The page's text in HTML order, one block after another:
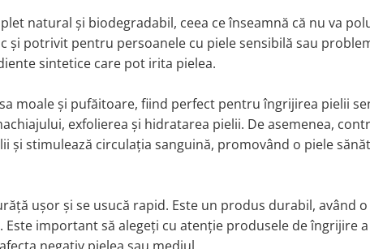
natural și biodegradabil, ceea ce înseamnă că nu va
și potrivit pentru persoanele cu piele sensibilă sau
sintetice care pot irita pielea.
moale și pufăitoare, fiind perfect pentru îngrijirea pielii
exfolierea și hidratarea pielii. De asemenea,
și stimulează circulația sanguină, promovând o piele
ușor și se usucă rapid. Este un produs durabil, având
important să alegeți cu atenție produsele de îngrijire